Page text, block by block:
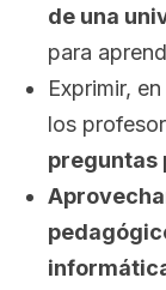
de una
para
Exprimir,
los
preguntas